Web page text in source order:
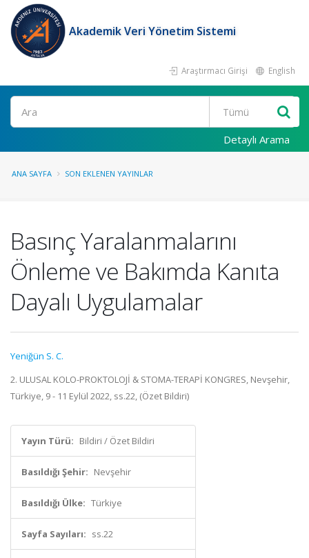
Akademik Veri Yönetim Sistemi
Araştırmacı Girişi English
Ara
Detaylı Arama
ANA SAYFA SON EKLENEN YAYINLAR
Basınç Yaralanmalarını
Önleme ve Bakımda Kanıta
Dayalı Uygulamalar
Yeniğün S. C.
2. ULUSAL KOLO-PROKTOLOJİ & STOMA-TERAPİ KONGRES, Nevşehir,
Türkiye, 9 - 11 Eylül 2022, ss.22, (Özet Bildiri)
Yayın Türü: Bildiri / Özet Bildiri
Basıldığı Şehir: Nevşehir
Basıldığı Ülke: Türkiye
Sayfa Sayıları: ss.22